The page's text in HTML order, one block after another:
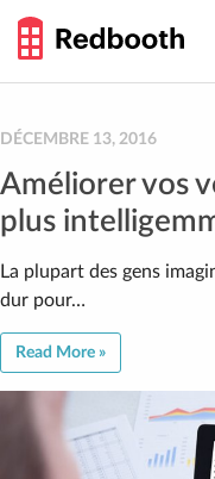
content
DÉCEMBRE 13, 2016
Améliorer vos
plus
La plupart des gens
dur pour…
Read More »